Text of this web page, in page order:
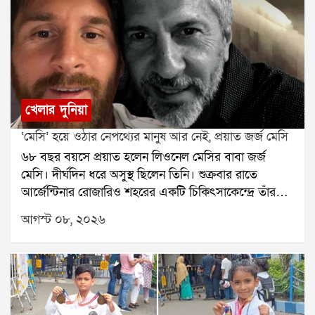
খেলার দুনিয়া
‘মেসি’ হয়ে ওঠার নেপথ্যের মানুষ আর নেই, প্রয়াত জর্জ মেসি
৬৮ বছর বয়সে প্রয়াত হলেন লিওনেল মেসির বাবা জর্জ
মেসি। দীর্ঘদিন ধরে অসুস্থ ছিলেন তিনি। শুক্রবার রাতে
আর্জেন্টিনার রোজারিও শহরের একটি চিকিৎসাকেন্দ্রে তাঁর
মৃত্যু হয়েছে বলে মেসির পরিবারের তরফে নিশ্চিত করা
হয়েছে। তাঁর মৃত্যুতে শোকের ছায়া নেমে এসেছে ফুটবল
মহলেজর্জ মেসি শুধু লিওনেল মেসির বাবা ছিলেন না, ছেলের
দীর্ঘদিনের এজেন্ট ও পরামর্শদাতাও ছিলেন। মেসির
ফুটবলজীবনের শুরু থেকে তাঁর পাশে ছিলেন জর্জ। ছেলের
প্রতিভার উপর আস্থা রেখে ছোটবেলা থেকেই তাঁকে এগিয়ে
আগস্ট ০৮, ২০২৬